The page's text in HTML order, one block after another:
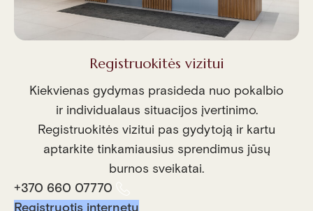
Registruokitės vizitui
Kiekvienas gydymas prasideda nuo pokalbio
ir individualaus situacijos įvertinimo.
Registruokitės vizitui pas gydytoją ir kartu
aptarkite tinkamiausius sprendimus jūsų
burnos sveikatai.
+370 660 07770